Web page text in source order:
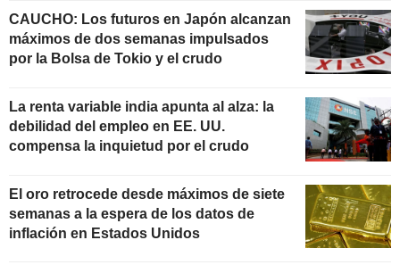
CAUCHO: Los futuros en Japón alcanzan
máximos de dos semanas impulsados
por la Bolsa de Tokio y el crudo
La renta variable india apunta al alza: la
debilidad del empleo en EE. UU.
compensa la inquietud por el crudo
El oro retrocede desde máximos de siete
semanas a la espera de los datos de
inflación en Estados Unidos